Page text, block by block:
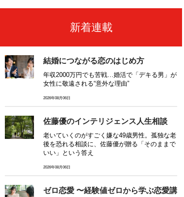
新着連載
結婚につながる恋のはじめ方
年収2000万円でも苦戦…婚活で「デキる男」が
女性に敬遠される“意外な理由”
2026年08月06日
佐藤優のインテリジェンス人生相談
老いていくのがすごく嫌な49歳男性。孤独な老
後を恐れる相談に、佐藤優が贈る「そのままで
いい」という答え
2026年08月06日
ゼロ恋愛 〜経験値ゼロから学ぶ恋愛講